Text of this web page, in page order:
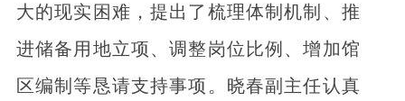
大的现实困难，提出了梳理体制机制、推
进储备用地立项、调整岗位比例、增加馆
区编制等恳请支持事项。晓春副主任认真